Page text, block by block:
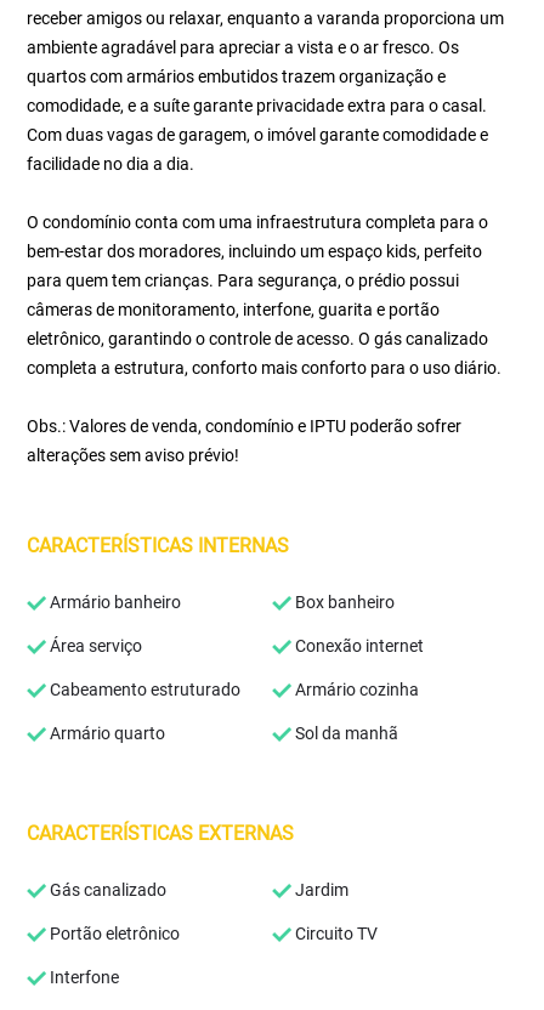
receber amigos ou relaxar, enquanto a varanda proporciona um
ambiente agradável para apreciar a vista e o ar fresco. Os
quartos com armários embutidos trazem organização e
comodidade, e a suíte garante privacidade extra para o casal.
Com duas vagas de garagem, o imóvel garante comodidade e
facilidade no dia a dia.
O condomínio conta com uma infraestrutura completa para o
bem-estar dos moradores, incluindo um espaço kids, perfeito
para quem tem crianças. Para segurança, o prédio possui
câmeras de monitoramento, interfone, guarita e portão
eletrônico, garantindo o controle de acesso. O gás canalizado
completa a estrutura, conforto mais conforto para o uso diário.
Obs.: Valores de venda, condomínio e IPTU poderão sofrer
alterações sem aviso prévio!
CARACTERÍSTICAS INTERNAS
Armário banheiro Box banheiro
Área serviço Conexão internet
Cabeamento estruturado Armário cozinha
Armário quarto Sol da manhã
CARACTERÍSTICAS EXTERNAS
Gás canalizado Jardim
Portão eletrônico Circuito TV
Interfone